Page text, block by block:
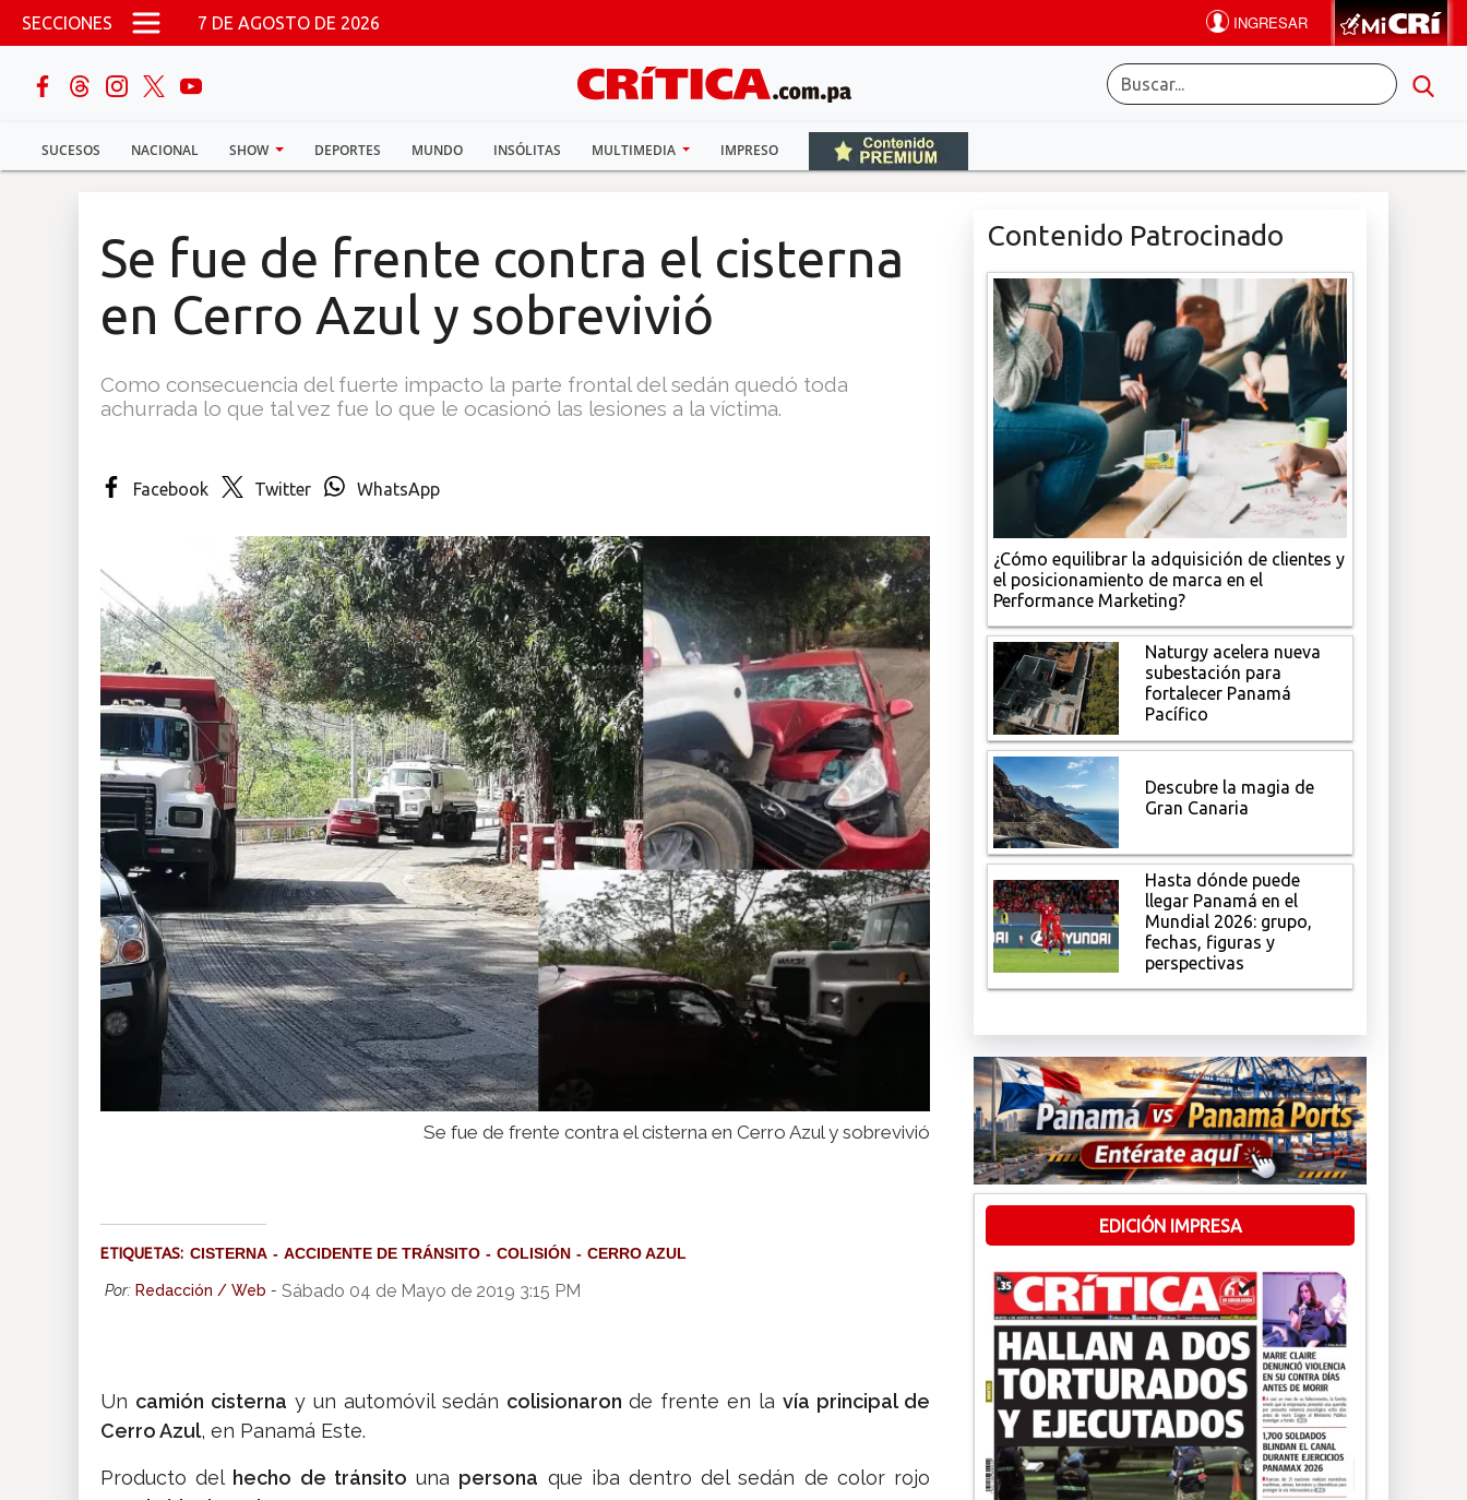
Pasar al contenido principal
SECCIONES 7 DE AGOSTO DE 2026
SUCESOS NACIONAL SHOW DEPORTES MUNDO INSÓLITAS MULTIMEDIA IMPRESO
buscar
Sucesos
Se fue de frente contra el cisterna
en Cerro Azul y sobrevivió
Como consecuencia del fuerte impacto la parte frontal del sedán quedó toda
achurrada lo que tal vez fue lo que le ocasionó las lesiones a la víctima.
Facebook Twitter WhatsApp
Se fue de frente contra el cisterna en Cerro Azul y sobrevivió
ETIQUETAS: CISTERNA ACCIDENTE DE TRÁNSITO COLISIÓN CERRO AZUL
Por: Redacción / Web - Sábado 04 de Mayo de 2019 3:15 PM
Un camión cisterna y un automóvil sedán colisionaron de frente en lavía principal de
Cerro Azul, en Panamá Este.
Producto del hecho de tránsito una persona que iba dentro del sedán de color rojo
Contenido Patrocinado
¿Cómo equilibrar la adquisición de clientes y
el posicionamiento de marca en el
Performance Marketing?
Naturgy acelera nueva
subestación para
fortalecer Panamá
Pacífico
Descubre la magia de
Gran Canaria
Hasta dónde puede
llegar Panamá en el
Mundial 2026: grupo,
fechas, figuras y
perspectivas
EDICIÓN IMPRESA